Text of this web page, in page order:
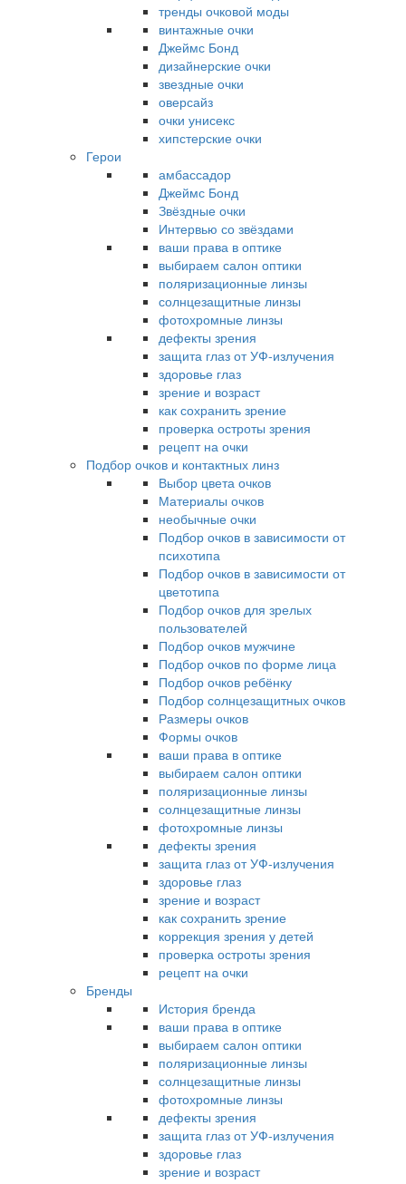
тренды очковой моды
винтажные очки
Джеймс Бонд
дизайнерские очки
звездные очки
оверсайз
очки унисекс
хипстерские очки
Герои
амбассадор
Джеймс Бонд
Звёздные очки
Интервью со звёздами
ваши права в оптике
выбираем салон оптики
поляризационные линзы
солнцезащитные линзы
фотохромные линзы
дефекты зрения
защита глаз от УФ-излучения
здоровье глаз
зрение и возраст
как сохранить зрение
проверка остроты зрения
рецепт на очки
Подбор очков и контактных линз
Выбор цвета очков
Материалы очков
необычные очки
Подбор очков в зависимости от
психотипа
Подбор очков в зависимости от
цветотипа
Подбор очков для зрелых
пользователей
Подбор очков мужчине
Подбор очков по форме лица
Подбор очков ребёнку
Подбор солнцезащитных очков
Размеры очков
Формы очков
ваши права в оптике
выбираем салон оптики
поляризационные линзы
солнцезащитные линзы
фотохромные линзы
дефекты зрения
защита глаз от УФ-излучения
здоровье глаз
зрение и возраст
как сохранить зрение
коррекция зрения у детей
проверка остроты зрения
рецепт на очки
Бренды
История бренда
ваши права в оптике
выбираем салон оптики
поляризационные линзы
солнцезащитные линзы
фотохромные линзы
дефекты зрения
защита глаз от УФ-излучения
здоровье глаз
зрение и возраст